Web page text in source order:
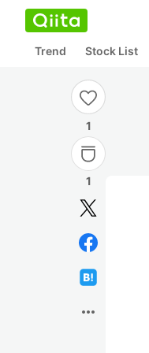
Trend Stock List
1
1
more_horiz